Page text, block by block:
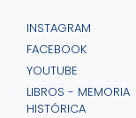
INSTAGRAM
FACEBOOK
YOUTUBE
LIBROS - MEMORIA
HISTÓRICA